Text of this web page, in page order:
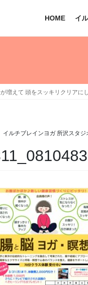
HOME イ
増えて 頭をスッキリクリアに
イルチブレインヨガ 所沢スタジ